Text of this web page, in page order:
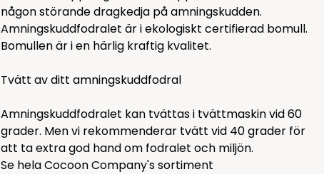
någon störande dragkedja på amningskudden.
Amningskuddfodralet är i ekologiskt certifierad bomull.
Bomullen är i en härlig kraftig kvalitet.
Tvätt av ditt amningskuddfodral
Amningskuddfodralet kan tvättas i tvättmaskin vid 60
grader. Men vi rekommenderar tvätt vid 40 grader för
att ta extra god hand om fodralet och miljön.
Se helaCocoon Company's sortiment